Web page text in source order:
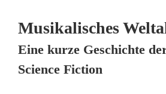
Musikalisches
Eine kurze Geschichte
Science Fiction